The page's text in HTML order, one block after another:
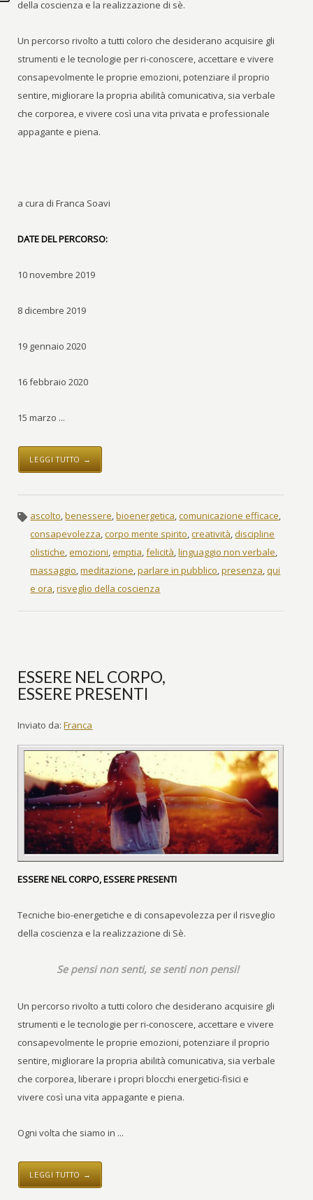
della coscienza e la realizzazione di sè.
Un percorso rivolto a tutti coloro che desiderano acquisire gli
strumenti e le tecnologie per ri-conoscere, accettare e vivere
consapevolmente le proprie emozioni, potenziare il proprio
sentire, migliorare la propria abilità comunicativa, sia verbale
che corporea, e vivere così una vita privata e professionale
appagante e piena.
a cura di Franca Soavi
DATE DEL PERCORSO:
10 novembre 2019
8 dicembre 2019
19 gennaio 2020
16 febbraio 2020
15 marzo ...
LEGGI TUTTO →
ascolto,benessere,bioenergetica,comunicazione efficace,
consapevolezza,corpo mente spirito,creatività,discipline
olistiche,emozioni,emptia,felicità,linguaggio non verbale,
massaggio,meditazione,parlare in pubblico,presenza,qui
e ora,risveglio della coscienza
ESSERE NEL CORPO,
ESSERE PRESENTI
Inviato da: Franca
ESSERE NEL CORPO, ESSERE PRESENTI
Tecniche bio-energetiche e di consapevolezza per il risveglio
della coscienza e la realizzazione di Sè.
Se pensi non senti, se senti non pensi!
Un percorso rivolto a tutti coloro che desiderano acquisire gli
strumenti e le tecnologie per ri-conoscere, accettare e vivere
consapevolmente le proprie emozioni, potenziare il proprio
sentire, migliorare la propria abilità comunicativa, sia verbale
che corporea, liberare i propri blocchi energetici-fisici e
vivere così una vita appagante e piena.
Ogni volta che siamo in ...
LEGGI TUTTO →